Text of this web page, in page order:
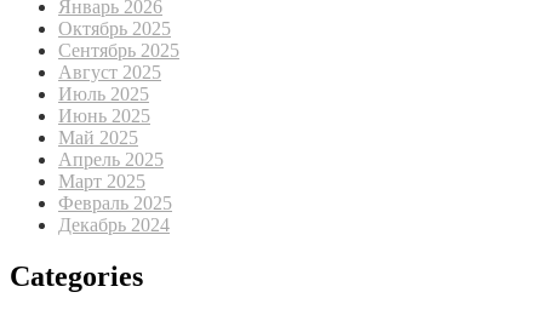
Январь 2026
Октябрь 2025
Сентябрь 2025
Август 2025
Июль 2025
Июнь 2025
Май 2025
Апрель 2025
Март 2025
Февраль 2025
Декабрь 2024
Categories